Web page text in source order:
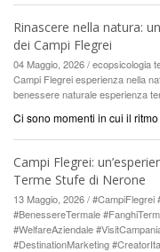
Rinascere nella natura:
dei Campi Flegrei
04 Maggio, 2026 / ecopsicologia
Campi Flegrei esperienza nella
benessere naturale esperienza
Ci sono momenti in cui il
Campi Flegrei:
Terme Stufe di Nerone
13 Maggio, 2026 /
#BenessereTermale
#WelfareAziendale
#DestinationMarketing